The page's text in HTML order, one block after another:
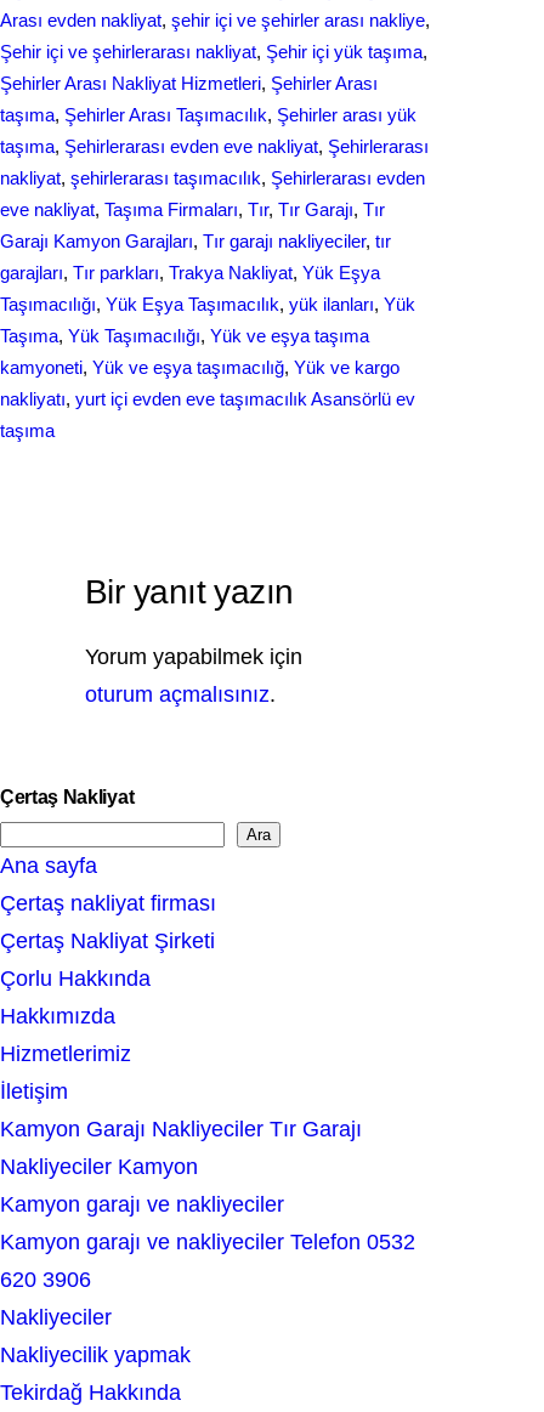
Arası evden nakliyat, şehir içi ve şehirler arası nakliye
Şehir içi ve şehirlerarası nakliyat, Şehir içi yük taşıma
Şehirler Arası Nakliyat Hizmetleri, Şehirler Arası
taşıma, Şehirler Arası Taşımacılık, Şehirler arası yük
taşıma, Şehirlerarası evden eve nakliyat, Şehirlerarası
nakliyat, şehirlerarası taşımacılık, Şehirlerarası еvdеn
eve naklіyat, Taşıma Firmaları, Tır, Tır Garajı, Tır
Garajı Kamyon Garajları, Tır garajı nakliyeciler, tır
garajları, Tır parkları, Trakya Nakliyat, Yük Eşya
Taşımacılığı, Yük Eşya Taşımacılık, yük ilanları, Yük
Taşıma, Yük Taşımacılığı, Yük ve eşya taşıma
kamyoneti, Yük ve eşya taşımacılığ, Yük ve kargo
nakliyatı, yurt içi evden еvе taşımacılık Asansörlü ev
taşıma
Bir yanıt yazın
Yorum yapabilmek için
oturum açmalısınız.
Çertaş Nakliyat
e
a
r
c
h
Ara
Ana sayfa
Çertaş nakliyat firması
Çertaş Nakliyat Şirketi
Çorlu Hakkında
Hakkımızda
Hizmetlerimiz
İletişim
Kamyon Garajı Nakliyeciler Tır Garajı
Nakliyeciler Kamyon
Kamyon garajı ve nakliyeciler
Kamyon garajı ve nakliyeciler Telefon 0532
620 3906
Nakliyeciler
Nakliyecilik yapmak
Tekirdağ Hakkında